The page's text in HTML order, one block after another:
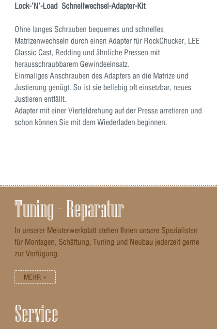
Lock-’N’-Load Schnellwechsel-Adapter-Kit
Ohne langes Schrauben bequemes und schnelles
Matrizenwechseln durch einen Adapter für RockChucker, LEE
Classic Cast, Redding und ähnliche Pressen mit
herausschraubbarem Gewindeeinsatz.
Einmaliges Anschrauben des Adapters an die Matrize und
Justierung genügt. So ist sie beliebig oft einsetzbar, neues
Justieren entfällt.
Adapter mit einer Vierteldrehung auf der Presse arretieren und
schon können Sie mit dem Wiederladen beginnen.
Tuning – Reparatur
In unserer Meisterwerkstatt stehen Ihnen unsere Spezialisten
für Montagen, Schäftung, Tuning und Neubau jederzeit gerne
zur Verfügung.
MEHR »
Service